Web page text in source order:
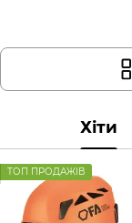
Хіти
ТОП ПРОДАЖІВ